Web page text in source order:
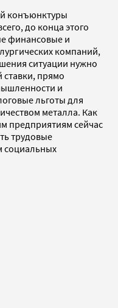
конъюнктуры
до конца этого
финансовые и
компаний,
ситуации нужно
прямо
и
льготы для
металла. Как
предприятиям сейчас
трудовые
социальных